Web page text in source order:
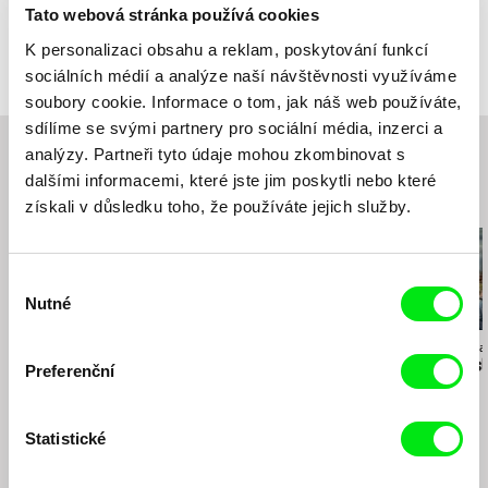
Tato webová stránka používá cookies
K personalizaci obsahu a reklam, poskytování funkcí
sociálních médií a analýze naší návštěvnosti využíváme
soubory cookie. Informace o tom, jak náš web používáte,
sdílíme se svými partnery pro sociální média, inzerci a
analýzy. Partneři tyto údaje mohou zkombinovat s
dalšími informacemi, které jste jim poskytli nebo které
získali v důsledku toho, že používáte jejich služby.
souhlasu
Nutné
Preferenční
Statistické
web:
​​Vezfilm
Francesco Ragazzi, Federico Ferrone, Michel
e Manzolini
Velká Británie
web:http://www.vezfilm.org/
tel: (+39) 347 627 3390
e-mail:sales@slingshotfilms.it
Festivaly
31st Torino Film Festival-International
Competition
49th Karlovy Vary IFF-Documentary Films-
Competition (International Premiere)
Saratov Sufferings International Documentary
Bratislava IFF
Cinema Verite, Iran IFF
Festa Do Cinema Italiano Lisbona
FF-Head of Saratov Award
Související filmy (20)
The Event
Stanislaw Mucha
Kolyma,